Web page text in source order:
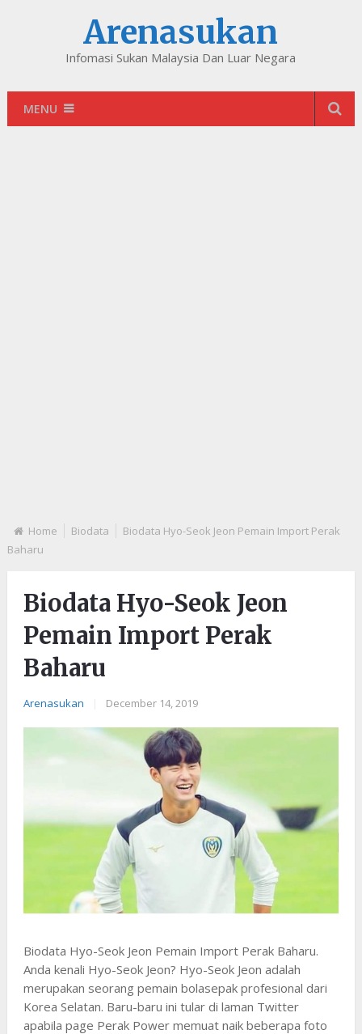
Arenasukan
Infomasi Sukan Malaysia Dan Luar Negara
MENU
Home Biodata
Biodata Hyo-Seok Jeon Pemain Import Perak
Baharu
Biodata Hyo-Seok Jeon
Pemain Import Perak
Baharu
Arenasukan December 14, 2019
Biodata Hyo-Seok Jeon Pemain Import Perak Baharu.
Anda kenali Hyo-Seok Jeon? Hyo-Seok Jeon adalah
merupakan seorang pemain bolasepak profesional dari
Korea Selatan. Baru-baru ini tular di laman Twitter
apabila page Perak Power memuat naik beberapa foto